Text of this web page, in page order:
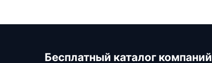
Бесплатный каталог компаний